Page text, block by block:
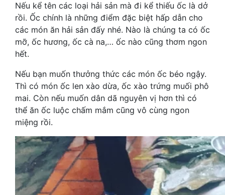
Nếu kể tên các loại hải sản mà đi kể thiếu ốc là dở
rồi. Ốc chính là những điểm đặc biệt hấp dẫn cho
các món ăn hải sản đấy nhé. Nào là chúng ta có ốc
mỡ, ốc hương, ốc cà na,… ốc nào cũng thơm ngon
hết.
Nếu bạn muốn thưởng thức các món ốc béo ngậy.
Thì có món ốc len xào dừa, ốc xào trứng muối phô
mai. Còn nếu muốn dân dã nguyên vị hơn thì có
thể ăn ốc luộc chấm mắm cũng vô cùng ngon
miệng rồi.